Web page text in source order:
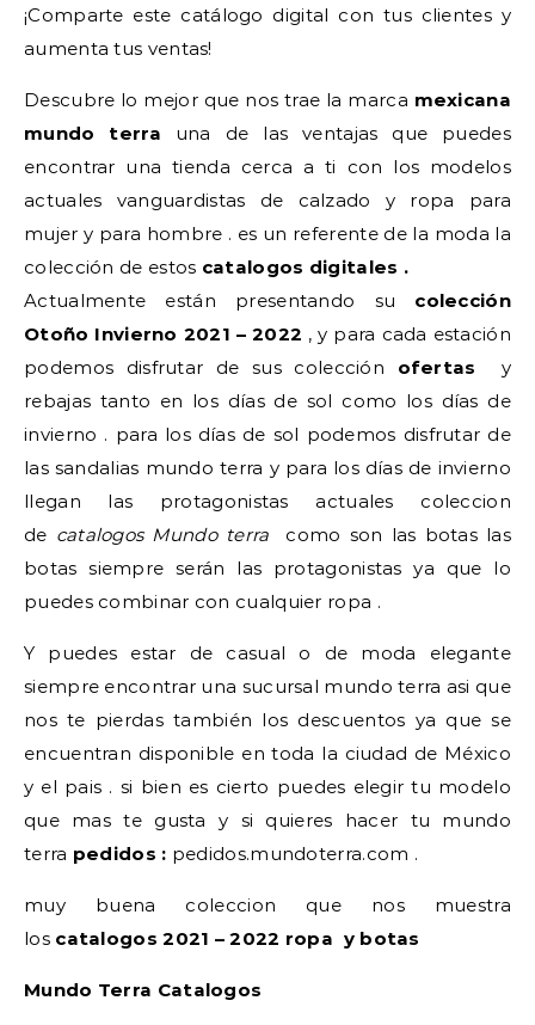
¡Comparte este catálogo digital con tus clientes y
aumenta tus ventas!
Descubre lo mejor que nos trae la marca mexicana
mundo terra una de las ventajas que puedes
encontrar una tienda cerca a ti con los modelos
actuales vanguardistas de calzado y ropa para
mujer y para hombre . es un referente de la moda la
colección de estos catalogos digitales .
Actualmente están presentando su colección
Otoño Invierno 2021 – 2022 , y para cada estación
podemos disfrutar de sus colección ofertas y
rebajas tanto en los días de sol como los días de
invierno . para los días de sol podemos disfrutar de
las sandalias mundo terra y para los días de invierno
llegan las protagonistas actuales coleccion
de catalogos Mundo terra
como son las botas las
botas siempre serán las protagonistas ya que lo
puedes combinar con cualquier ropa .
Y puedes estar de casual o de moda elegante
siempre encontrar una sucursal mundo terra asi que
nos te pierdas también los descuentos ya que se
encuentran disponible en toda la ciudad de México
y el pais . si bien es cierto puedes elegir tu modelo
que mas te gusta y si quieres hacer tu mundo
terra pedidos : pedidos.mundoterra.com .
muy buena coleccion que nos muestra
los catalogos 2021 – 2022 ropa y botas
Mundo Terra Catalogos